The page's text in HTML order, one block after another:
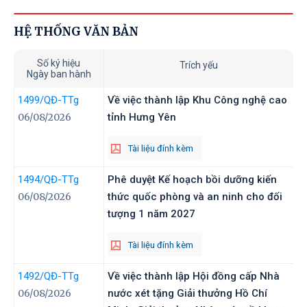
HỆ THỐNG VĂN BẢN
Số ký hiệu
Ngày ban hành
Trích yếu
1499/QĐ-TTg
06/08/2026
Về việc thành lập Khu Công nghệ cao
tỉnh Hưng Yên
Tài liệu đính kèm
1494/QĐ-TTg
06/08/2026
Phê duyệt Kế hoạch bồi dưỡng kiến
thức quốc phòng và an ninh cho đối
tượng 1 năm 2027
Tài liệu đính kèm
1492/QĐ-TTg
06/08/2026
Về việc thành lập Hội đồng cấp Nhà
nước xét tặng Giải thưởng Hồ Chí